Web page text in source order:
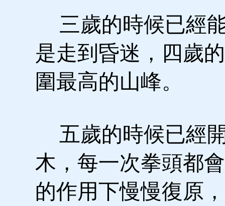
三歲的時候已經
是走到昏迷，四歲
圍最高的山峰。
五歲的時候已經
木，每一次拳頭都
的作用下慢慢復原